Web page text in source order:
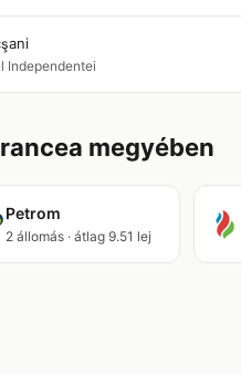
Independentei
megyében
Petrom
2 állomás · átlag 9.51 lej